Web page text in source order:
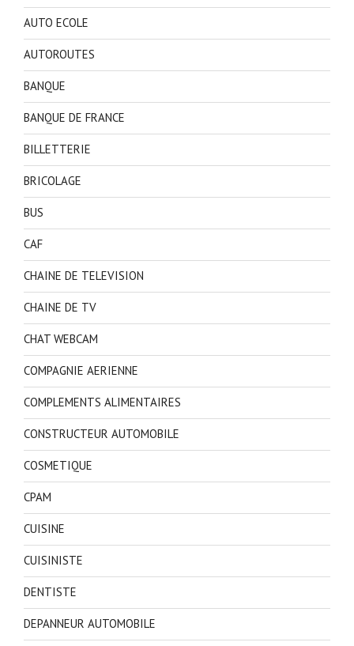
AUTO ECOLE
AUTOROUTES
BANQUE
BANQUE DE FRANCE
BILLETTERIE
BRICOLAGE
BUS
CAF
CHAINE DE TELEVISION
CHAINE DE TV
CHAT WEBCAM
COMPAGNIE AERIENNE
COMPLEMENTS ALIMENTAIRES
CONSTRUCTEUR AUTOMOBILE
COSMETIQUE
CPAM
CUISINE
CUISINISTE
DENTISTE
DEPANNEUR AUTOMOBILE